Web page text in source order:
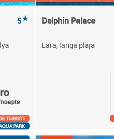
5★
TURISTI
PARK
Delphin Palace
Lara, langa plaja